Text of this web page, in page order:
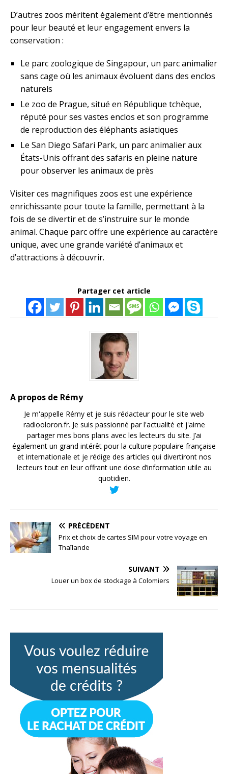
D’autres zoos méritent également d’être mentionnés
pour leur beauté et leur engagement envers la
conservation :
Le parc zoologique de Singapour, un parc animalier
sans cage où les animaux évoluent dans des enclos
naturels
Le zoo de Prague, situé en République tchèque,
réputé pour ses vastes enclos et son programme
de reproduction des éléphants asiatiques
Le San Diego Safari Park, un parc animalier aux
États-Unis offrant des safaris en pleine nature
pour observer les animaux de près
Visiter ces magnifiques zoos est une expérience
enrichissante pour toute la famille, permettant à la
fois de se divertir et de s’instruire sur le monde
animal. Chaque parc offre une expérience au caractère
unique, avec une grande variété d’animaux et
d’attractions à découvrir.
Partager cet article
A propos de Rémy
Je m'appelle Rémy et je suis rédacteur pour le site web
radiooloron.fr. Je suis passionné par l'actualité et j'aime
partager mes bons plans avec les lecteurs du site. J’ai
également un grand intérêt pour la culture populaire française
et internationale et je rédige des articles qui divertiront nos
lecteurs tout en leur offrant une dose d’information utile au
quotidien.
PRÉCÉDENT
Prix et choix de cartes SIM pour votre voyage en
Thaïlande
SUIVANT
Louer un box de stockage à Colomiers